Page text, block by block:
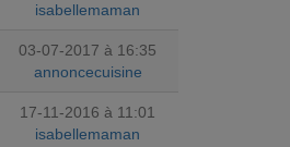
isabellemaman
03-07-2017 à 16:35
annoncecuisine
17-11-2016 à 11:01
isabellemaman